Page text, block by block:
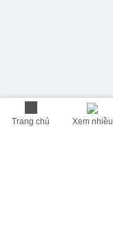
Trang chủ Xem nhiều